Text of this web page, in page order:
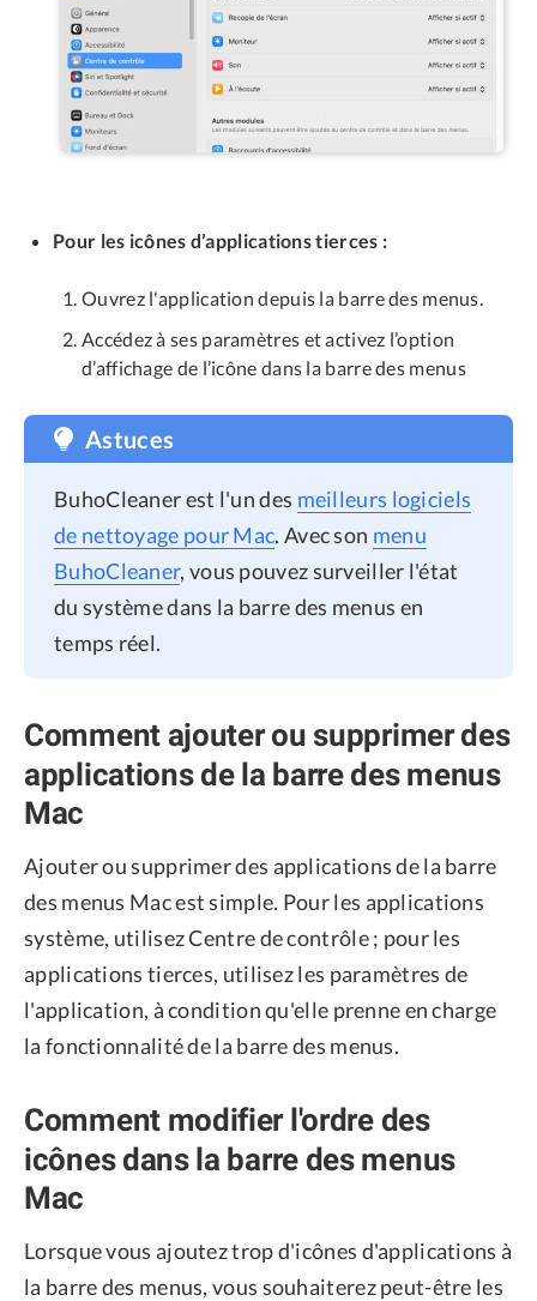
Pour les icônes d’applications tierces :
Ouvrez l'application depuis la barre des menus.
Accédez à ses paramètres et activez l’option
d’affichage de l’icône dans la barre des menus
Astuces
BuhoCleaner est l'un des meilleurs logiciels
de nettoyage pour Mac. Avec son menu
BuhoCleaner, vous pouvez surveiller l'état
du système dans la barre des menus en
temps réel.
Comment ajouter ou supprimer des
applications de la barre des menus
Mac
Ajouter ou supprimer des applications de la barre
des menus Mac est simple. Pour les applications
système, utilisez Centre de contrôle ; pour les
applications tierces, utilisez les paramètres de
l'application, à condition qu'elle prenne en charge
la fonctionnalité de la barre des menus.
Comment modifier l'ordre des
icônes dans la barre des menus
Mac
Lorsque vous ajoutez trop d'icônes d'applications à
la barre des menus, vous souhaiterez peut-être les